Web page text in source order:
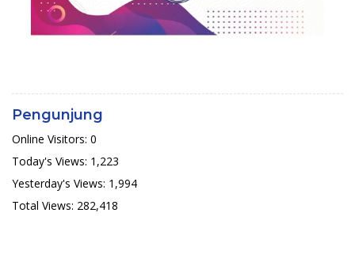
Pengunjung
Online Visitors: 0
Today's Views: 1,223
Yesterday's Views: 1,994
Total Views: 282,418